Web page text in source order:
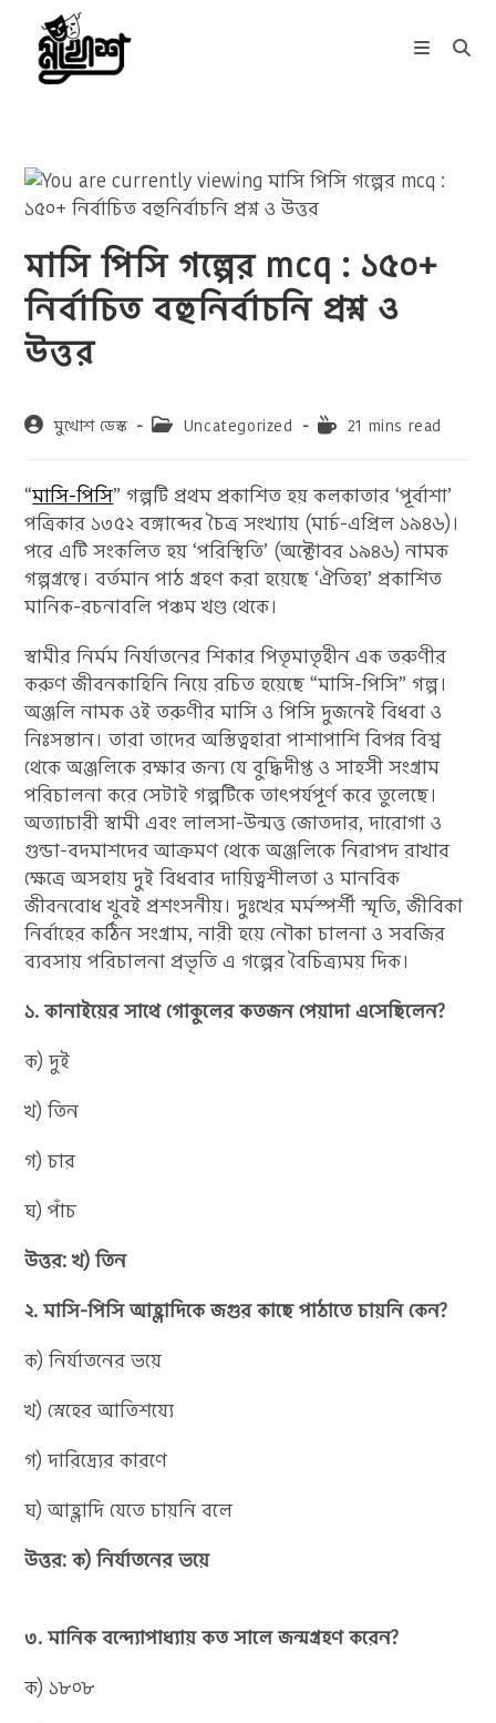
content
মাসি পিসি গল্পের mcq : ১৫০+
নির্বাচিত বহুনির্বাচনি প্রশ্ন ও
উত্তর
Postমুখোশ ডেস্ক
PostUncategorized
Reading21 mins read
“মাসি-পিসি” গল্পটি প্রথম প্রকাশিত হয় কলকাতার ‘পূর্বাশা’
পত্রিকার ১৩৫২ বঙ্গাব্দের চৈত্র সংখ্যায় (মার্চ-এপ্রিল ১৯৪৬)।
পরে এটি সংকলিত হয় ‘পরিস্থিতি’ (অক্টোবর ১৯৪৬) নামক
গল্পগ্রন্থে। বর্তমান পাঠ গ্রহণ করা হয়েছে ‘ঐতিহ্য’ প্রকাশিত
মানিক-রচনাবলি পঞ্চম খণ্ড থেকে।
স্বামীর নির্মম নির্যাতনের শিকার পিতৃমাতৃহীন এক তরুণীর
করুণ জীবনকাহিনি নিয়ে রচিত হয়েছে “মাসি-পিসি” গল্প।
অঞ্জলি নামক ওই তরুণীর মাসি ও পিসি দুজনেই বিধবা ও
নিঃসন্তান। তারা তাদের অস্তিত্বহারা পাশাপাশি বিপন্ন বিশ্ব
থেকে অঞ্জলিকে রক্ষার জন্য যে বুদ্ধিদীপ্ত ও সাহসী সংগ্রাম
পরিচালনা করে সেটাই গল্পটিকে তাৎপর্যপূর্ণ করে তুলেছে।
অত্যাচারী স্বামী এবং লালসা-উন্মত্ত জোতদার, দারোগা ও
গুন্ডা-বদমাশদের আক্রমণ থেকে অঞ্জলিকে নিরাপদ রাখার
ক্ষেত্রে অসহায় দুই বিধবার দায়িত্বশীলতা ও মানবিক
জীবনবোধ খুবই প্রশংসনীয়। দুঃখের মর্মস্পর্শী স্মৃতি, জীবিকা
নির্বাহের কঠিন সংগ্রাম, নারী হয়ে নৌকা চালনা ও সবজির
ব্যবসায় পরিচালনা প্রভৃতি এ গল্পের বৈচিত্র্যময় দিক।
১. কানাইয়ের সাথে গোকুলের কতজন পেয়াদা এসেছিলেন?
ক) দুই
খ) তিন
গ) চার
ঘ) পাঁচ
উত্তর: খ) তিন
২. মাসি-পিসি আহ্লাদিকে জগুর কাছে পাঠাতে চায়নি কেন?
ক) নির্যাতনের ভয়ে
খ) স্নেহের আতিশয্যে
গ) দারিদ্র্যের কারণে
ঘ) আহ্লাদি যেতে চায়নি বলে
উত্তর: ক) নির্যাতনের ভয়ে
৩. মানিক বন্দ্যোপাধ্যায় কত সালে জন্মগ্রহণ করেন?
ক) ১৮০৮